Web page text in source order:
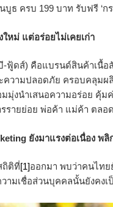
บูธ ครบ 199 บาท รับฟรี ‘ก
หม่ แต่อร่อยไม่เคยเก่า
-ฟู้ดส์) คือแบรนด์สินค้าเนื้
ความปลอดภัย ครอบคลุม
มมุ่งนำเสนอความอร่อย คุ้ม
รายย่อย พ่อค้า แม่ค้า ตลอ
ยังมาแรงต่อเนื่อง พ
ถิติที่[1]ออกมา พบว่าคนไทยยั
วามเชื่อส่วนบุคคลนั้นยังคง